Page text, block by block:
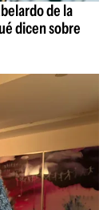
de la
dicen sobre